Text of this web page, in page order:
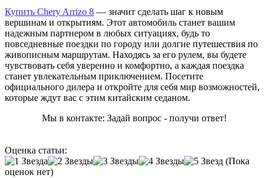
Купить Chery Arrizo 8 — значит сделать шаг к новым
вершинам и открытиям. Этот автомобиль станет вашим
надежным партнером в любых ситуациях, будь то
повседневные поездки по городу или долгие путешествия по
живописным маршрутам. Находясь за его рулем, вы будете
чувствовать себя уверенно и комфортно, а каждая поездка
станет увлекательным приключением. Посетите
официального дилера и откройте для себя мир возможностей,
которые ждут вас с этим китайским седаном.
Мы в контакте: Задай вопрос - получи ответ!
Оценка статьи:
(Пока
оценок нет)